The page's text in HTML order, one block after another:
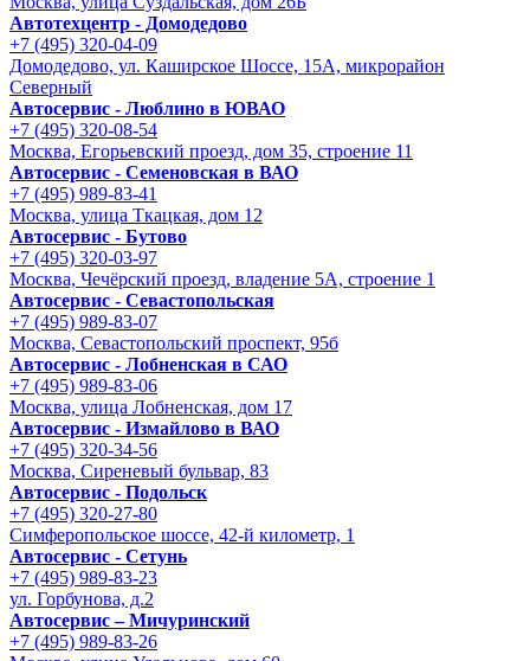
Автотехцентр - Домодедово
+7 (495) 320-04-09
Домодедово, ул. Каширское Шоссе, 15А, микрорайон
Северный
Автосервис - Люблино в ЮВАО
+7 (495) 320-08-54
Москва, Егорьевский проезд, дом 35, строение 11
Автосервис - Семеновская в ВАО
+7 (495) 989-83-41
Москва, улица Ткацкая, дом 12
Автосервис - Бутово
+7 (495) 320-03-97
Москва, Чечёрский проезд, владение 5А, строение 1
Автосервис - Cевастопольская
+7 (495) 989-83-07
Москва, Севастопольский проспект, 95б
Автосервис - Лобненская в САО
+7 (495) 989-83-06
Москва, улица Лобненская, дом 17
Автосервис - Измайлово в ВАО
+7 (495) 320-34-56
Москва, Сиреневый бульвар, 83
Автосервис - Подольск
+7 (495) 320-27-80
Симферопольское шоссе, 42-й километр, 1
Автосервис - Сетунь
+7 (495) 989-83-23
ул. Горбунова, д.2
Автосервис – Мичуринский
+7 (495) 989-83-26